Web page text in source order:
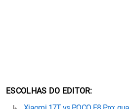
ESCOLHAS DO EDITOR